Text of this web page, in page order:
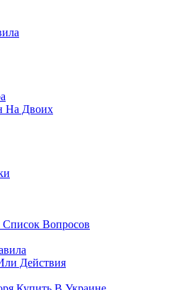
На Двоих
Вопросов
Действия